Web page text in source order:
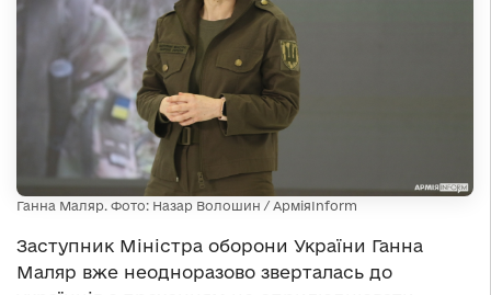
Ганна Маляр. Фото: Назар Волошин / АрміяInform
Заступник Міністра оборони України Ганна
Маляр вже неодноразово зверталась до